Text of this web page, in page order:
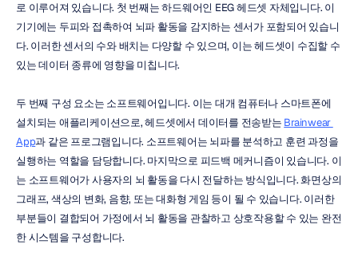
로 이루어져 있습니다. 첫 번째는 하드웨어인 EEG 헤드셋 자체입니다. 이
기기에는 두피와 접촉하여 뇌파 활동을 감지하는 센서가 포함되어 있습니
다. 이러한 센서의 수와 배치는 다양할 수 있으며, 이는 헤드셋이 수집할 수
있는 데이터 종류에 영향을 미칩니다.
두 번째 구성 요소는 소프트웨어입니다. 이는 대개 컴퓨터나 스마트폰에
설치되는 애플리케이션으로, 헤드셋에서 데이터를 전송받는 Brainwear
App과 같은 프로그램입니다. 소프트웨어는 뇌파를 분석하고 훈련 과정을
실행하는 역할을 담당합니다. 마지막으로 피드백 메커니즘이 있습니다. 이
는 소프트웨어가 사용자의 뇌 활동을 다시 전달하는 방식입니다. 화면상의
그래프, 색상의 변화, 음향, 또는 대화형 게임 등이 될 수 있습니다. 이러한
부분들이 결합되어 가정에서 뇌 활동을 관찰하고 상호작용할 수 있는 완전
한 시스템을 구성합니다.